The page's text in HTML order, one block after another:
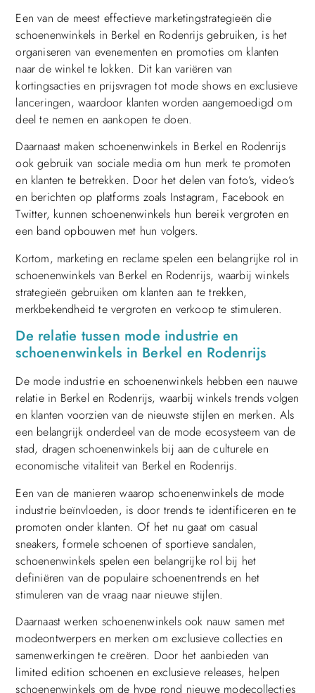
Een van de meest effectieve marketingstrategieën die
schoenenwinkels in Berkel en Rodenrijs gebruiken, is het
organiseren van evenementen en promoties om klanten
naar de winkel te lokken. Dit kan variëren van
kortingsacties en prijsvragen tot mode shows en exclusieve
lanceringen, waardoor klanten worden aangemoedigd om
deel te nemen en aankopen te doen.
Daarnaast maken schoenenwinkels in Berkel en Rodenrijs
ook gebruik van sociale media om hun merk te promoten
en klanten te betrekken. Door het delen van foto’s, video’s
en berichten op platforms zoals Instagram, Facebook en
Twitter, kunnen schoenenwinkels hun bereik vergroten en
een band opbouwen met hun volgers.
Kortom, marketing en reclame spelen een belangrijke rol in
schoenenwinkels van Berkel en Rodenrijs, waarbij winkels
strategieën gebruiken om klanten aan te trekken,
merkbekendheid te vergroten en verkoop te stimuleren.
De relatie tussen mode industrie en
schoenenwinkels in Berkel en Rodenrijs
De mode industrie en schoenenwinkels hebben een nauwe
relatie in Berkel en Rodenrijs, waarbij winkels trends volgen
en klanten voorzien van de nieuwste stijlen en merken. Als
een belangrijk onderdeel van de mode ecosysteem van de
stad, dragen schoenenwinkels bij aan de culturele en
economische vitaliteit van Berkel en Rodenrijs.
Een van de manieren waarop schoenenwinkels de mode
industrie beïnvloeden, is door trends te identificeren en te
promoten onder klanten. Of het nu gaat om casual
sneakers, formele schoenen of sportieve sandalen,
schoenenwinkels spelen een belangrijke rol bij het
definiëren van de populaire schoenentrends en het
stimuleren van de vraag naar nieuwe stijlen.
Daarnaast werken schoenenwinkels ook nauw samen met
modeontwerpers en merken om exclusieve collecties en
samenwerkingen te creëren. Door het aanbieden van
limited edition schoenen en exclusieve releases, helpen
schoenenwinkels om de hype rond nieuwe modecollecties